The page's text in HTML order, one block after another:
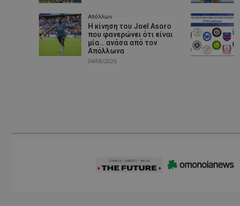
Απόλλων
Η κίνηση του Joel Asoro
που φανερώνει ότι είναι
μία… ανάσα από τον
Απόλλωνα
04/08/2026